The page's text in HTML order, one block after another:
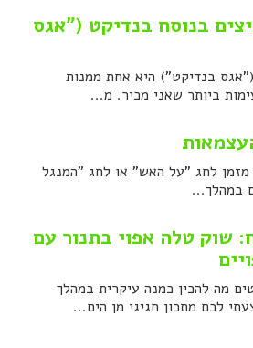
בנוסח בנדיקט ("אגס
בנדיקט") היא אחת ממנות
ביותר שאני מכיר. מ...
מזמן לחג "על האש" או לחג "המנגל
במהלך...
שוק טלה אפוי בתנור עם
מה להכין כמנה עיקרית במהלך
לכם מתכון חגיגי מן הים...